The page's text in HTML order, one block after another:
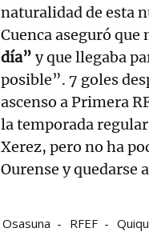
naturalidad de esta
Cuenca aseguró que
día” y que llegaba
posible”. 7 goles
ascenso a Primera
la temporada
Xerez, pero no ha
Ourense y quedarse
Osasuna RFEF